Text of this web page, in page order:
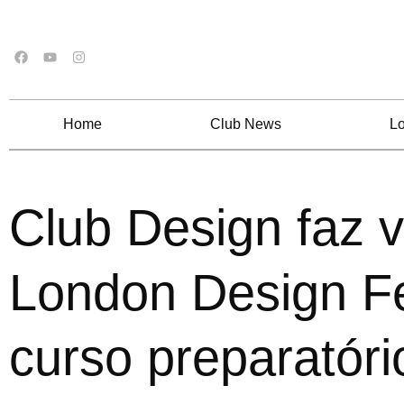
Home Club News
Club Design faz
London Design
curso